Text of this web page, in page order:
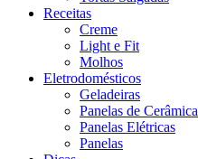
Receitas
Creme
Light e Fit
Molhos
Eletrodomésticos
Geladeiras
Panelas de Cerâmica
Panelas Elétricas
Panelas